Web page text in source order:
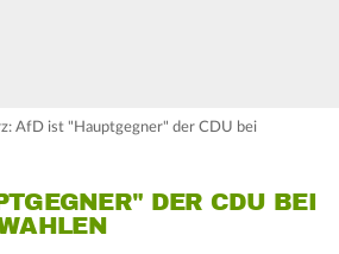
AfD ist "Hauptgegner" der CDU bei
DER CDU BEI